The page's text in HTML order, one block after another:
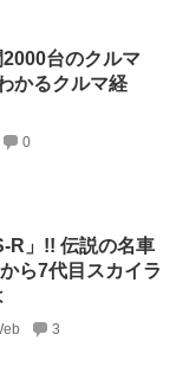
2000台のクルマ
かるクルマ経
0
R」!! 伝説の名車
ら7代目スカイラ
3